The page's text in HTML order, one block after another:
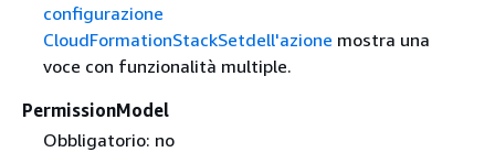
configurazione
CloudFormationStackSetdell'azione mostra una
voce con funzionalità multiple.
PermissionModel
Obbligatorio: no